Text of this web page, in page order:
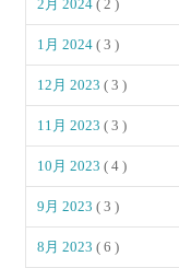
2月 2024( 2 )
1月 2024( 3 )
12月 2023( 3 )
11月 2023( 3 )
10月 2023( 4 )
9月 2023( 3 )
8月 2023( 6 )